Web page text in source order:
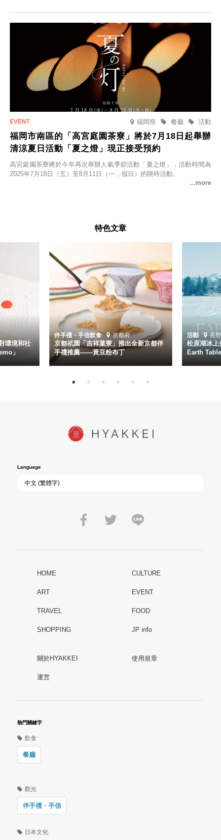
福岡県 活動
餐廳
福岡市南區的「高宮庭園茶寮」將於7月18日起舉辦
清涼夏日活動「夏之燈」現正接受預約
高宮庭園茶寮將於今年再次舉辦人氣季節活動「夏之燈」，活動時間為
2025年7月18日（五）至8月11日（一，假日）的限時活動。
特色文章
環境和社
」
伴手禮・手信飲食 京都府
京都祇園「吉祥菓寮」推出全新京都伴
手禮推薦——黃豆粉布丁
活動 長
松原湖冰
Earth
Language
HOME CULTURE
ART EVENT
TRAVEL FOOD
SHOPPING JP info
關於HYAKKEI 使用規章
運営
熱門關鍵字
飲食
餐廳
觀光
伴手禮・手信
日本文化